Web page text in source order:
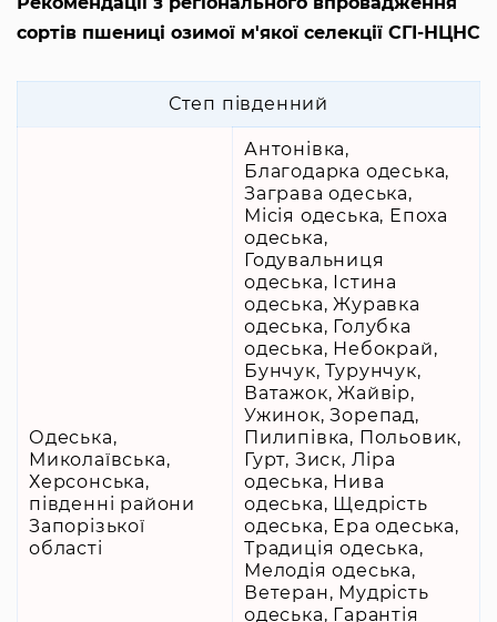
сортів пшениці озимої м'якої селекції СГІ-НЦНС
Степ південний
Одеська,
Миколаївська,
Херсонська,
південні райони
Запорізької
області
Антонівка,
Благодарка одеська,
Заграва одеська,
Місія одеська, Епоха
одеська,
Годувальниця
одеська, Істина
одеська, Журавка
одеська, Голубка
одеська, Небокрай,
Бунчук, Турунчук,
Ватажок, Жайвір,
Ужинок, Зорепад,
Пилипівка, Польовик,
Гурт, Зиск, Ліра
одеська, Нива
одеська, Щедрість
одеська, Ера одеська,
Традиція одеська,
Мелодія одеська,
Ветеран, Мудрість
одеська, Гарантія